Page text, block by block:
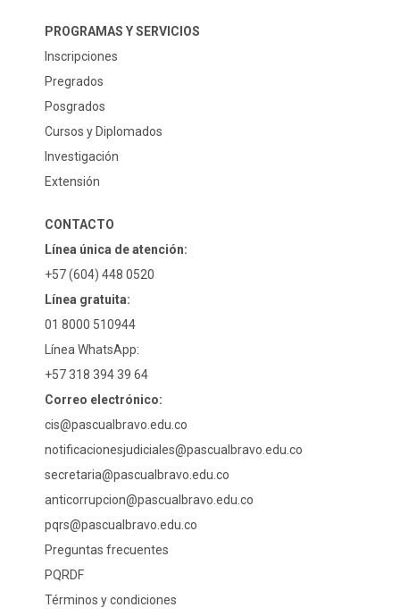
PROGRAMAS Y SERVICIOS
Inscripciones
Pregrados
Posgrados
Cursos y Diplomados
Investigación
Extensión
CONTACTO
Línea única de atención:
+57 (604) 448 0520
Línea gratuita:
01 8000 510944
Línea WhatsApp:
+57 318 394 39 64
Correo electrónico:
cis@pascualbravo.edu.co
notificacionesjudiciales@pascualbravo.edu.co
secretaria@pascualbravo.edu.co
anticorrupcion@pascualbravo.edu.co
pqrs@pascualbravo.edu.co
Preguntas frecuentes
PQRDF
Términos y condiciones